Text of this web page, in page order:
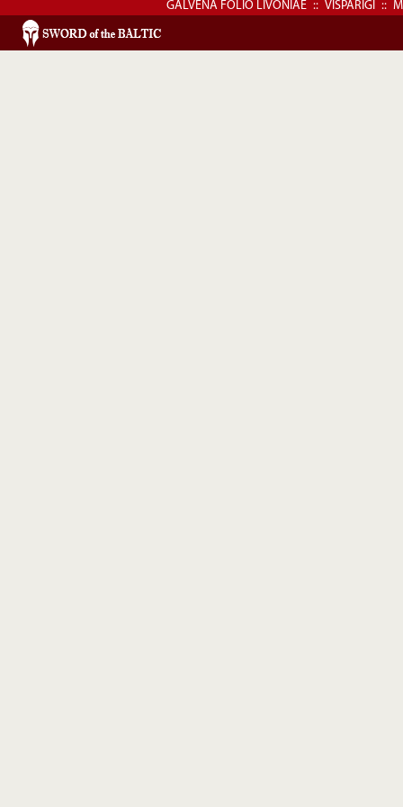
GALVENĀ FOLIO LIVONIAE :: VISPĀRĪGI ::